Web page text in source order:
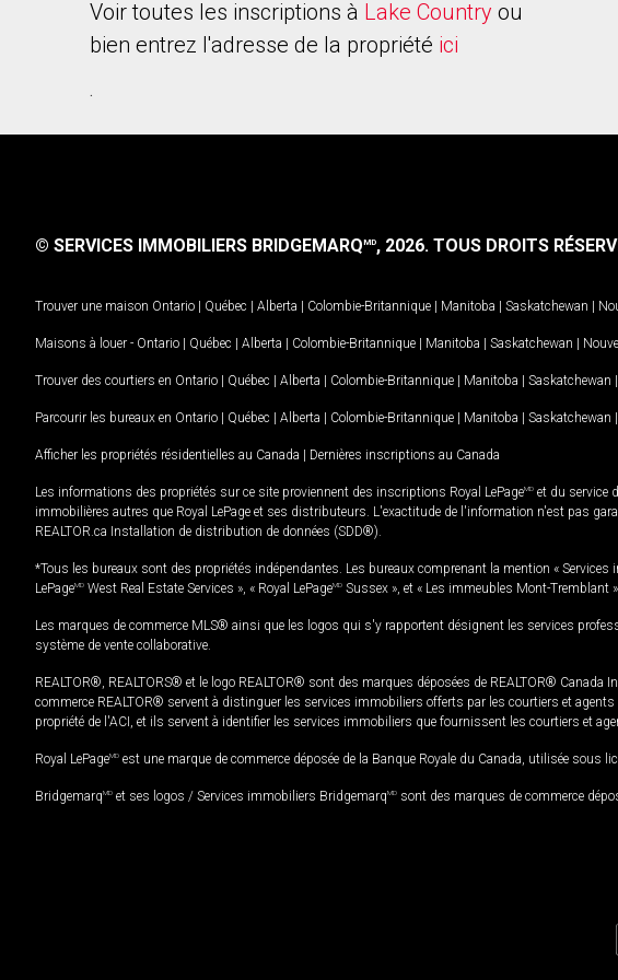
Voir toutes les inscriptions à Lake Country ou
bien entrez l'adresse de la propriété ici
.
© SERVICES IMMOBILIERS BRIDGEMARQMD, 2026. TOUS DROITS
Trouver une maison Ontario | Québec | Alberta | Colombie-Britannique | Manitoba | Saskatchewan |
Maisons à louer - Ontario | Québec | Alberta | Colombie-Britannique | Manitoba | Saskatchewan |
Trouver des courtiers en Ontario | Québec | Alberta | Colombie-Britannique | Manitoba | Saskatchewan |
Parcourir les bureaux en Ontario | Québec | Alberta | Colombie-Britannique | Manitoba | Saskatchewan |
Afficher les propriétés résidentielles au Canada | Dernières inscriptions au Canada
Les informations des propriétés sur ce site proviennent des inscriptions Royal LePageMD et du service
immobilières autres que Royal LePage et ses distributeurs. L'exactitude de l'information n'est pas
REALTOR.ca Installation de distribution de données (SDD®).
*Tous les bureaux sont des propriétés indépendantes. Les bureaux comprenant la mention « Services
LePageMD West Real Estate Services », « Royal LePageMD Sussex », et « Les immeubles Mont-Tremblant
Les marques de commerce MLS® ainsi que les logos qui s'y rapportent désignent les services
système de vente collaborative.
REALTOR®, REALTORS® et le logo REALTOR® sont des marques déposées de REALTOR®
commerce REALTOR® servent à distinguer les services immobiliers offerts par les courtiers et
propriété de l'ACI, et ils servent à identifier les services immobiliers que fournissent les courtiers et
Royal LePageMD est une marque de commerce déposée de la Banque Royale du Canada, utilisée sous
BridgemarqMD et ses logos / Services immobiliers BridgemarqMD sont des marques de commerce